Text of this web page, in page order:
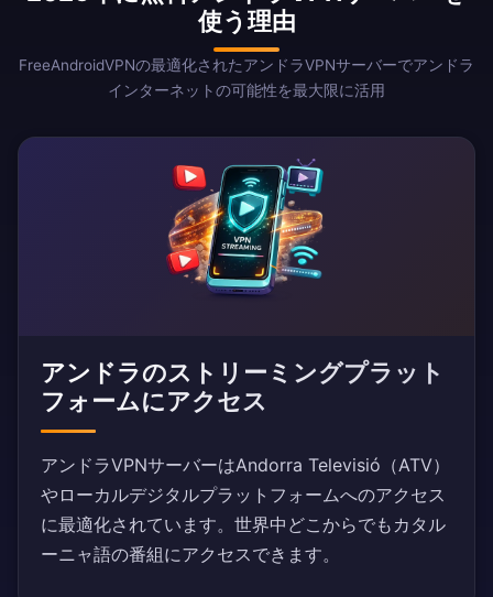
使う理由
FreeAndroidVPNの最適化されたアンドラVPNサーバーでアンドラ
インターネットの可能性を最大限に活用
アンドラのストリーミングプラット
フォームにアクセス
アンドラVPNサーバーはAndorra Televisió（ATV）
やローカルデジタルプラットフォームへのアクセス
に最適化されています。世界中どこからでもカタル
ーニャ語の番組にアクセスできます。